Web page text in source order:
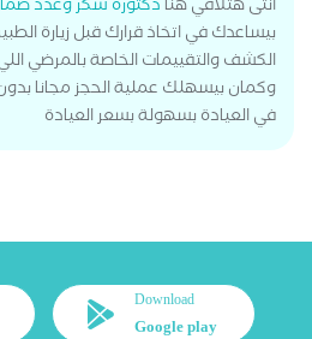
أنثى هتلاقي هنا دكتورة سكر وغدد
بيساعدك في اتخاذ قرارك قبل زيارة
الكشف والتقييمات الخاصة بالمرضي
وكمان بيسهلك عملية الحجز مجانا
في العيادة بسهولة بسعر العيادة
Download
Google play